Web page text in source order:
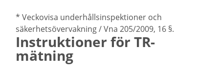
* Veckovisa underhållsinspektioner och
säkerhetsövervakning / Vna 205/2009, 16 §.
Instruktioner för TR-
mätning